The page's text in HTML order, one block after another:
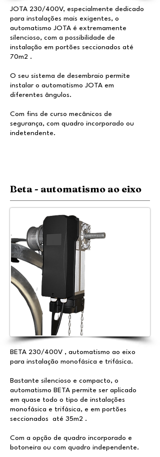
JOTA 230/400V, especialmente dedicado
para instalações mais exigentes, o
automatismo JOTA é extremamente
silencioso, com a possibilidade de
instalação em portões seccionados até
70m2 .
O seu sistema de desembraio permite
instalar o automatismo JOTA em
diferentes ângulos.
Com fins de curso mecânicos de
segurança, com quadro incorporado ou
indetendente.
Beta - automatismo ao eixo
BETA 230/400V , automatismo ao eixo
para instalação monofásica e trifásica.
Bastante silencioso e compacto, o
automatismo BETA permite ser aplicado
em quase todo o tipo de instalações
monofásica e trifásica, e em portões
seccionados até 35m2 .
Com a opção de quadro incorporado e
botoneira ou com quadro independente.